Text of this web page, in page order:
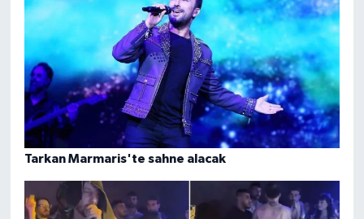
Tarkan Marmaris'te sahne alacak